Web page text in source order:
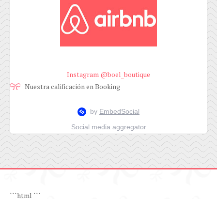
Instagram @boel_boutique
Nuestra calificación en Booking
Social media aggregator
```html ```